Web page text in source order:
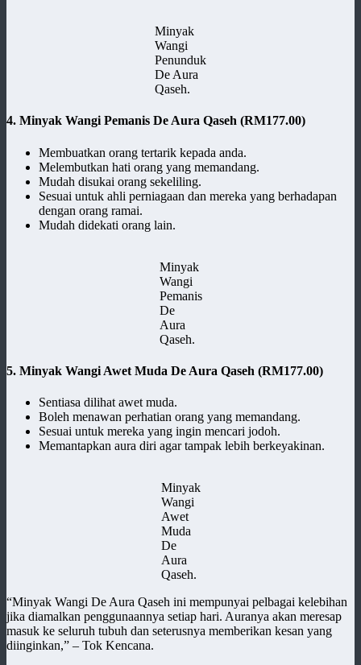
Minyak
Wangi
Penunduk
De Aura
Qaseh.
4. Minyak Wangi Pemanis De Aura Qaseh (RM177.00)
Membuatkan orang tertarik kepada anda.
Melembutkan hati orang yang memandang.
Mudah disukai orang sekeliling.
Sesuai untuk ahli perniagaan dan mereka yang berhadapan
dengan orang ramai.
Mudah didekati orang lain.
Minyak
Wangi
Pemanis
De
Aura
Qaseh.
5. Minyak Wangi Awet Muda De Aura Qaseh (RM177.00)
Sentiasa dilihat awet muda.
Boleh menawan perhatian orang yang memandang.
Sesuai untuk mereka yang ingin mencari jodoh.
Memantapkan aura diri agar tampak lebih berkeyakinan.
Minyak
Wangi
Awet
Muda
De
Aura
Qaseh.
“Minyak Wangi De Aura Qaseh ini mempunyai pelbagai kelebihan
jika diamalkan penggunaannya setiap hari. Auranya akan meresap
masuk ke seluruh tubuh dan seterusnya memberikan kesan yang
diinginkan,” – Tok Kencana.